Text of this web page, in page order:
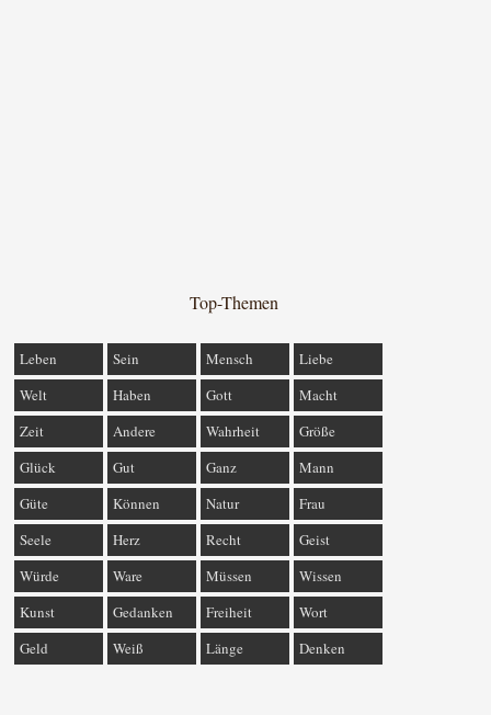
Top-Themen
Leben Sein Mensch
Liebe
Welt
Haben Gott
Macht
Zeit
Andere Wahrheit
Größe
Glück
Gut Ganz
Mann
Güte
Können Natur
Frau
Seele
Herz Recht
Geist
Würde
Ware Müssen
Wissen
Kunst
Gedanken Freiheit
Wort
Geld
Weiß Länge Denken